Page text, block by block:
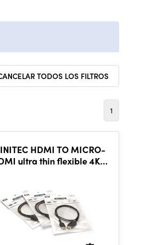
TODOS LOS FILTROS
1
HDMI TO MICRO-
ultra thin flexible 4K